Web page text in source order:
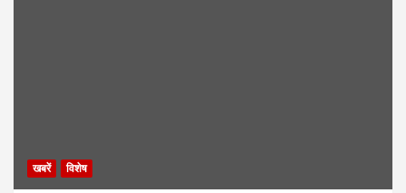
खबरें विशेष